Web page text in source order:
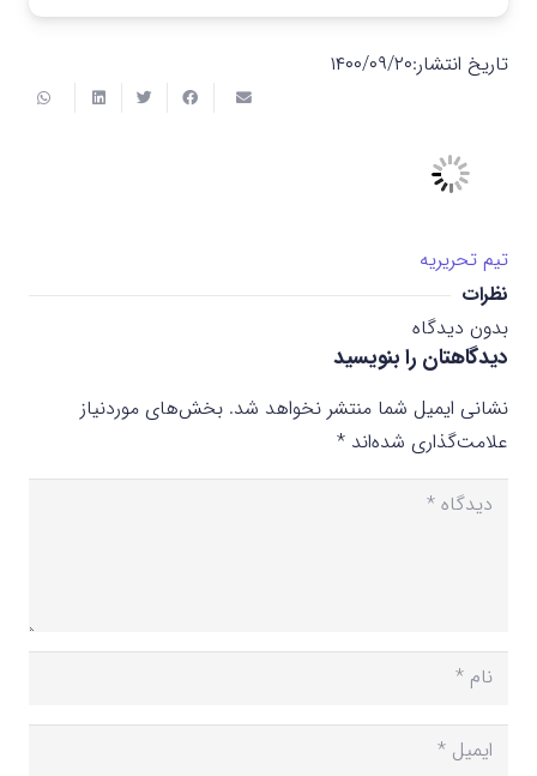
تاریخ انتشار:۱۴۰۰/۰۹/۲۰
تیم تحریریه
نظرات
بدون دیدگاه
دیدگاهتان را بنویسید
نشانی ایمیل شما منتشر نخواهد شد. بخش‌های موردنیاز
علامت‌گذاری شده‌اند *